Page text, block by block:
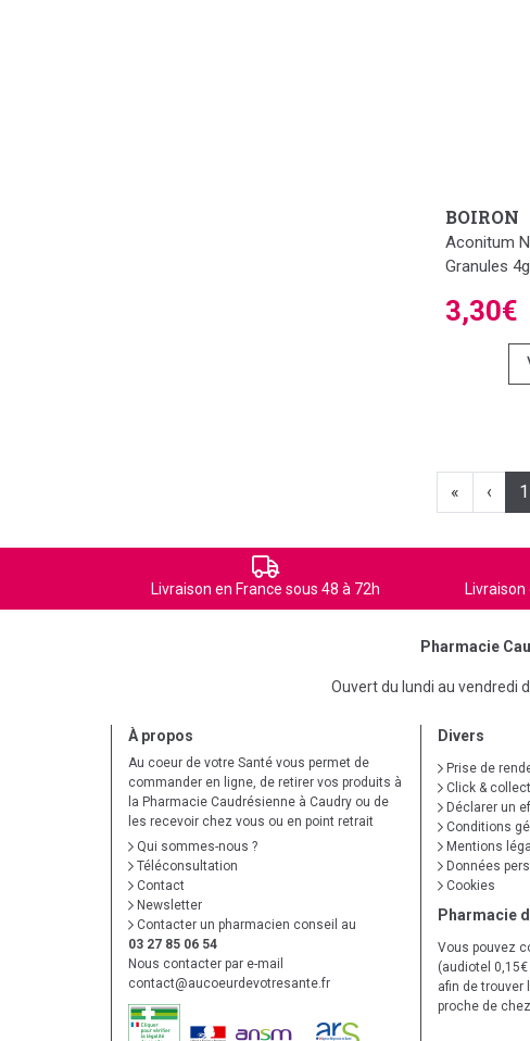
BOIRON
Aconitum
Granules 4g
3,30€
« ‹ 1
Livraison en France sous 48 à 72h
Pharmacie
Ouvert du lundi au vendredi
À propos
Au coeur de votre Santé vous permet de
commander en ligne, de retirer vos produits à
la Pharmacie Caudrésienne à Caudry ou de
les recevoir chez vous ou en point retrait
Qui sommes-nous ?
Téléconsultation
Contact
Newsletter
Contacter un pharmacien conseil au
03 27 85 06 54
Nous contacter par e-mail
contact@aucoeurdevotresante.fr
Divers
Prise de
Click & collect
Déclarer un
Conditions
Mentions
Données
Cookies
Pharmacie
Vous pouvez
(audiotel
afin de trouver
proche de